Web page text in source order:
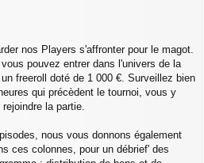
nos Players s'affronter pour le magot.
pouvez entrer dans l'univers de la
freeroll doté de 1 000 €. Surveillez bien
qui précèdent le tournoi, vous y
la partie.
nous vous donnons également
ces colonnes, pour un débrief' des